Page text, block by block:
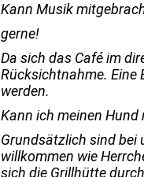
Kann Musik
gerne!
Da sich das Café im
Rücksichtnahme. Eine
werden.
Kann ich meinen Hund
Grundsätzlich sind bei
willkommen wie
sich die Grillhütte